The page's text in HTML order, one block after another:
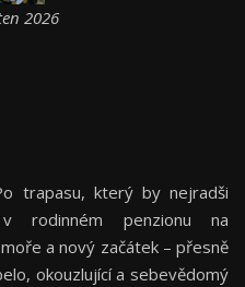
2026
trapasu, který by nejradši
rodinném penzionu na
a nový začátek – přesně
okouzlující a sebevědomý